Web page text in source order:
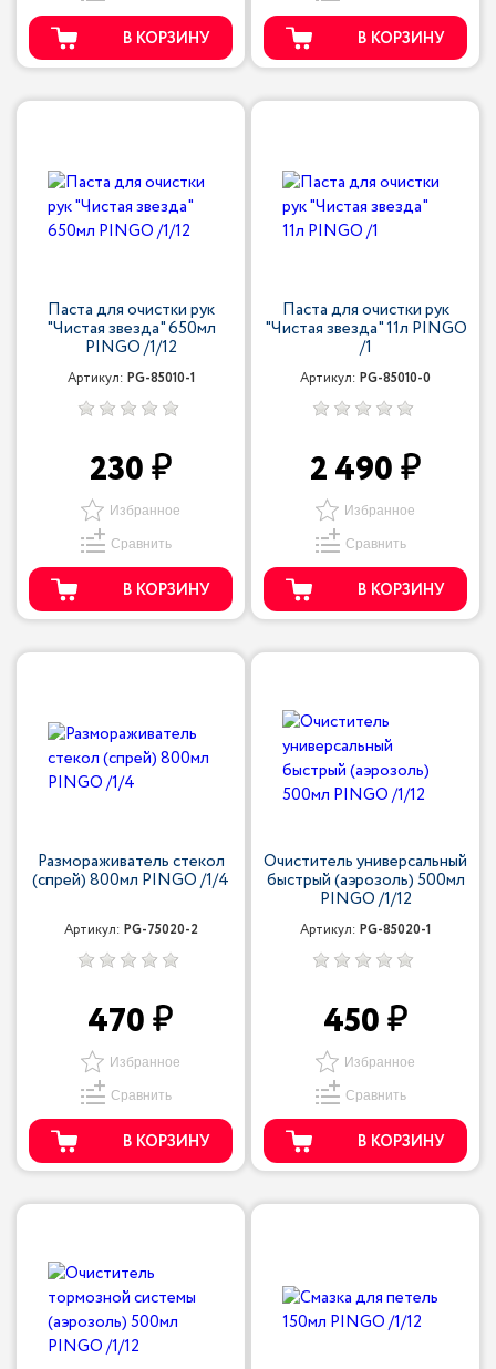
В КОРЗИНУ В КОРЗИНУ
Паста для очистки рук
"Чистая звезда" 650мл
PINGO /1/12
Артикул: PG-85010-1
230
Избранное
Сравнить
В КОРЗИНУ
Паста для очистки рук
"Чистая звезда" 11л PINGO
/1
Артикул: PG-85010-0
2 490
Избранное
Сравнить
В КОРЗИНУ
Размораживатель стекол
(спрей) 800мл PINGO /1/4
Артикул: PG-75020-2
470
Избранное
Сравнить
В КОРЗИНУ
Очиститель универсальный
быстрый (аэрозоль) 500мл
PINGO /1/12
Артикул: PG-85020-1
450
Избранное
Сравнить
В КОРЗИНУ